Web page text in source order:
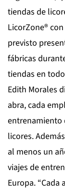
tiendas de
LicorZone®
previsto
fábricas
tiendas en
Edith Morales
abra, cada
entrenamiento
licores.
al menos un
viajes de
Europa. “Cada